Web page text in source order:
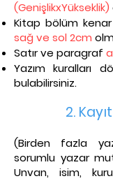
(GenişlikxYükseklik)
Kitap bölüm kenar
sağ ve sol 2cm
Satır ve paragraf
Yazım kuralları
bulabilirsiniz.
2.
(Birden fazla
sorumlu yazar
Unvan, isim,